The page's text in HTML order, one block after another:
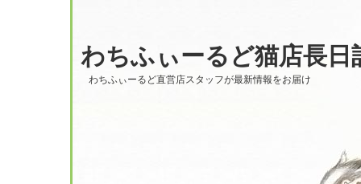
わちふぃーるど猫店長日
わちふぃーるど直営店スタッフが最新情報をお届け